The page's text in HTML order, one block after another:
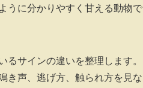
うに分かりやすく甘える動物で
サインの違いを整理します。
き声、逃げ方、触られ方を見な